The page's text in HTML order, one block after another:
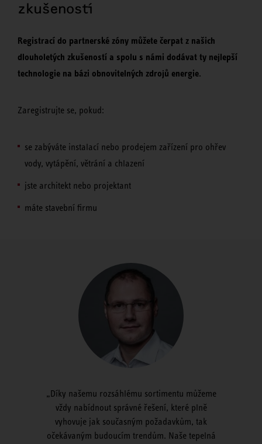
zkušeností
Registrací do partnerské zóny můžete čerpat z našich
dlouholetých zkušeností a spolu s námi dodávat ty nejlepší
technologie na bázi obnovitelných zdrojů energie.
Zaregistrujte se, pokud:
se zabýváte instalací nebo prodejem zařízení pro ohřev
vody, vytápění, větrání a chlazení
jste architekt nebo projektant
máte stavební firmu
Díky našemu rozsáhlému sortimentu můžeme
vždy nabídnout správné řešení, které plně
vyhovuje jak současným požadavkům, tak
očekávaným budoucím trendům. Naše tepelná